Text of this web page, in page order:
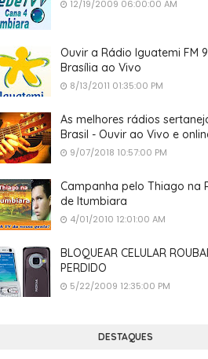
12/19/2009 06:00:00 AM
Ouvir a Rádio Iguatemi FM
Brasília ao Vivo
8/13/2011 01:35:00 PM
As melhores rádios
Brasil - Ouvir ao Vivo e
9/07/2018 10:57:00 PM
Campanha pelo Thiago na
de Itumbiara
4/01/2010 12:01:00 AM
BLOQUEAR CELULAR
PERDIDO
5/22/2009 12:35:00 PM
DESTAQUES